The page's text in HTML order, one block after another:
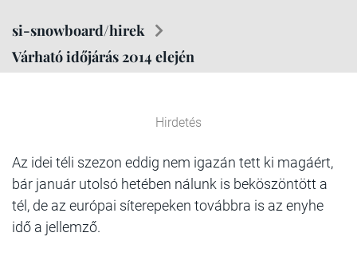
si-snowboard/hirek
Várható időjárás 2014 elején
Hirdetés
Az idei téli szezon eddig nem igazán tett ki magáért,
bár január utolsó hetében nálunk is beköszöntött a
tél, de az európai síterepeken továbbra is az enyhe
idő a jellemző.